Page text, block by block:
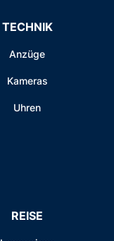
TECHNIK
Anzüge
Kameras
Uhren
REISE